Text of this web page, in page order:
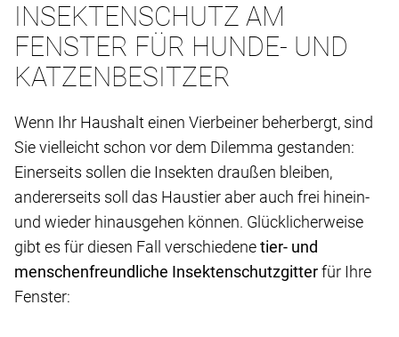
INSEKTENSCHUTZ AM
FENSTER FÜR HUNDE- UND
KATZENBESITZER
Wenn Ihr Haushalt einen Vierbeiner beherbergt, sind
Sie vielleicht schon vor dem Dilemma gestanden:
Einerseits sollen die Insekten draußen bleiben,
andererseits soll das Haustier aber auch frei hinein-
und wieder hinausgehen können. Glücklicherweise
gibt es für diesen Fall verschiedenetier- und
menschenfreundliche Insektenschutzgitterfür Ihre
Fenster: